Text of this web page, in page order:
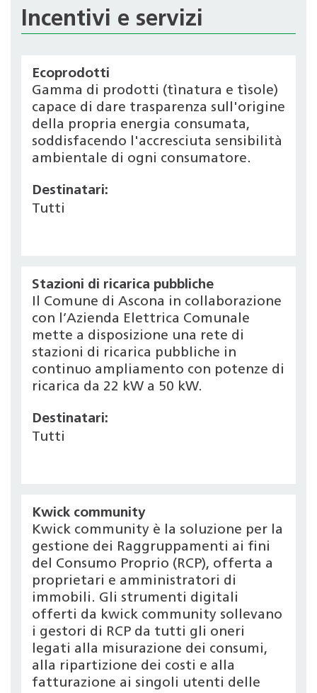
Incentivi e servizi
Ecoprodotti
Gamma di prodotti (tìnatura e tìsole)
capace di dare trasparenza sull'origine
della propria energia consumata,
soddisfacendo l'accresciuta sensibilità
ambientale di ogni consumatore.
Destinatari:
Tutti
Stazioni di ricarica pubbliche
Il Comune di Ascona in collaborazione
con l’Azienda Elettrica Comunale
mette a disposizione una rete di
stazioni di ricarica pubbliche in
continuo ampliamento con potenze di
ricarica da 22 kW a 50 kW.
Destinatari:
Tutti
Kwick community
Kwick community è la soluzione per la
gestione dei Raggruppamenti ai fini
del Consumo Proprio (RCP), offerta a
proprietari e amministratori di
immobili. Gli strumenti digitali
offerti da kwick community sollevano
i gestori di RCP da tutti gli oneri
legati alla misurazione dei consumi,
alla ripartizione dei costi e alla
fatturazione ai singoli utenti delle